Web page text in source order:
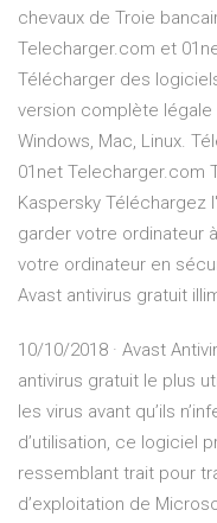
chevaux de Troie
Telecharger.com et
Télécharger des
version complète
Windows, Mac, Linux.
01net Telecharger.com
Kaspersky Téléchargez
garder votre ordinateur
votre ordinateur en
Avast antivirus gratuit
10/10/2018 · Avast
antivirus gratuit le plus
les virus avant qu’ils
d’utilisation, ce logiciel
ressemblant trait pour
d’exploitation de